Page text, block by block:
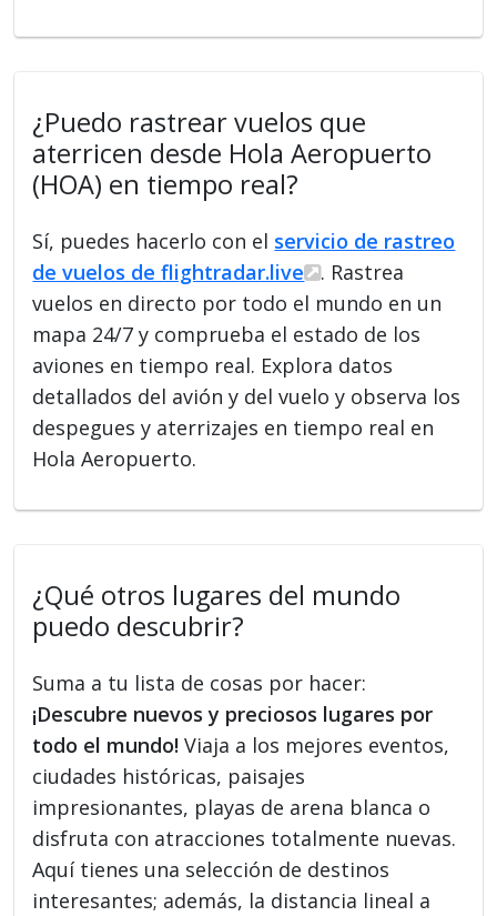
¿Puedo rastrear vuelos que
aterricen desde Hola Aeropuerto
(HOA) en tiempo real?
Sí, puedes hacerlo con el servicio de rastreo
de vuelos de flightradar.live
. Rastrea
vuelos en directo por todo el mundo en un
mapa 24/7 y comprueba el estado de los
aviones en tiempo real. Explora datos
detallados del avión y del vuelo y observa los
despegues y aterrizajes en tiempo real en
Hola Aeropuerto.
¿Qué otros lugares del mundo
puedo descubrir?
Suma a tu lista de cosas por hacer:
¡Descubre nuevos y preciosos lugares por
todo el mundo! Viaja a los mejores eventos,
ciudades históricas, paisajes
impresionantes, playas de arena blanca o
disfruta con atracciones totalmente nuevas.
Aquí tienes una selección de destinos
interesantes; además, la distancia lineal a